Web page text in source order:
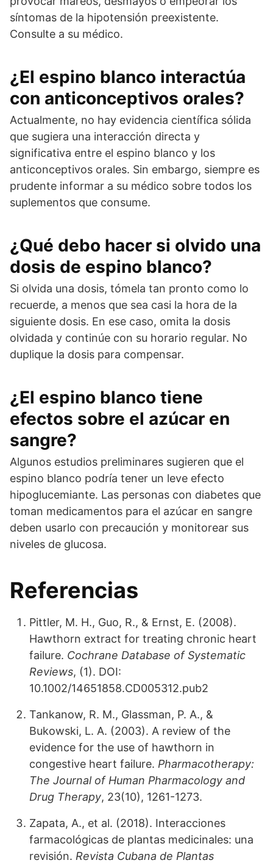
síntomas de la hipotensión preexistente.
Consulte a su médico.
¿El espino blanco interactúa
con anticonceptivos orales?
Actualmente, no hay evidencia científica sólida
que sugiera una interacción directa y
significativa entre el espino blanco y los
anticonceptivos orales. Sin embargo, siempre es
prudente informar a su médico sobre todos los
suplementos que consume.
¿Qué debo hacer si olvido una
dosis de espino blanco?
Si olvida una dosis, tómela tan pronto como lo
recuerde, a menos que sea casi la hora de la
siguiente dosis. En ese caso, omita la dosis
olvidada y continúe con su horario regular. No
duplique la dosis para compensar.
¿El espino blanco tiene
efectos sobre el azúcar en
sangre?
Algunos estudios preliminares sugieren que el
espino blanco podría tener un leve efecto
hipoglucemiante. Las personas con diabetes que
toman medicamentos para el azúcar en sangre
deben usarlo con precaución y monitorear sus
niveles de glucosa.
Referencias
Pittler, M. H., Guo, R., & Ernst, E. (2008).
Hawthorn extract for treating chronic heart
failure. Cochrane Database of Systematic
Reviews, (1). DOI:
10.1002/14651858.CD005312.pub2
Tankanow, R. M., Glassman, P. A., &
Bukowski, L. A. (2003). A review of the
evidence for the use of hawthorn in
congestive heart failure. Pharmacotherapy:
The Journal of Human Pharmacology and
Drug Therapy, 23(10), 1261-1273.
Zapata, A., et al. (2018). Interacciones
farmacológicas de plantas medicinales: una
revisión. Revista Cubana de Plantas